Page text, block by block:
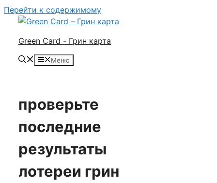
Перейти к содержимому
Green Card - Грин карта
Меню
проверьте
последние
результаты
лотереи грин